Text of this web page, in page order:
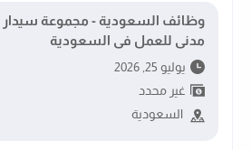
وظائف السعودية - مجموعة
مدنى للعمل فى السعودية
يوليو 25, 2026
غير محدد
السعودية